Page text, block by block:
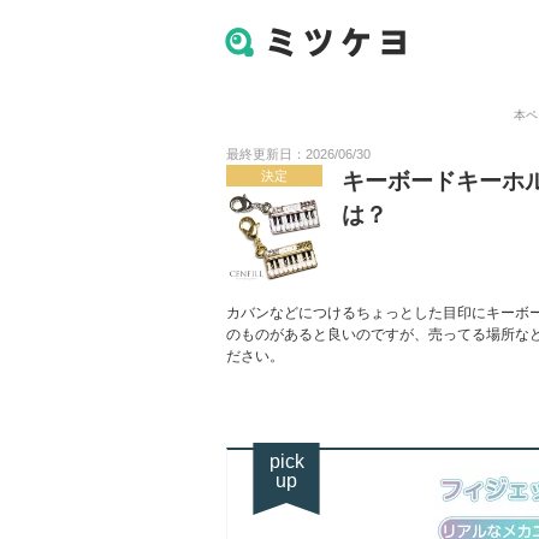
本
最終更新日：2026/06/30
決定
キーボードキーホ
は？
カバンなどにつけるちょっとした目印にキー
のものがあると良いのですが、売ってる場所
ださい。
pick
up